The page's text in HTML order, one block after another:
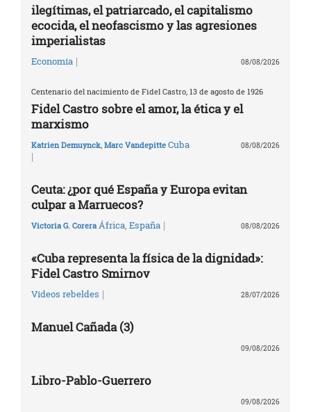
ilegítimas, el patriarcado, el capitalismo
ecocida, el neofascismo y las agresiones
imperialistas
Economía | 08/08/2026
Centenario del nacimiento de Fidel Castro, 13 de agosto de 1926
Fidel Castro sobre el amor, la ética y el
marxismo
Katrien Demuynck, Marc Vandepitte Cuba
|
08/08/2026
Ceuta: ¿por qué España y Europa evitan
culpar a Marruecos?
Victoria G. Corera África España | 08/08/2026
«Cuba representa la física de la dignidad»:
Fidel Castro Smirnov
Vídeos rebeldes | 28/07/2026
Manuel Cañada (3)
09/08/2026
Libro-Pablo-Guerrero
09/08/2026